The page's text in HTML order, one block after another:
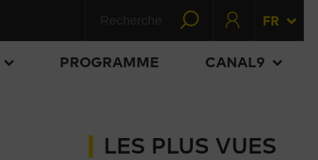
FR
PROGRAMME CANAL9
LES PLUS VUES